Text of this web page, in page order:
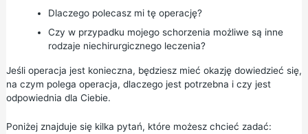
Dlaczego polecasz mi tę operację?
Czy w przypadku mojego schorzenia możliwe są inne
rodzaje niechirurgicznego leczenia?
Jeśli operacja jest konieczna, będziesz mieć okazję dowiedzieć się,
na czym polega operacja, dlaczego jest potrzebna i czy jest
odpowiednia dla Ciebie.
Poniżej znajduje się kilka pytań, które możesz chcieć zadać: